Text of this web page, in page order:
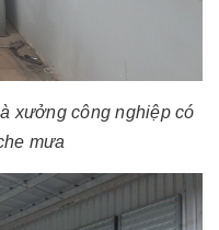
xưởng công nghiệp có
mưa